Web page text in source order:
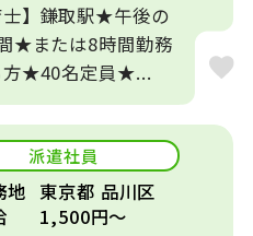
士】鎌取駅★午後の
★または8時間勤務
方★40名定員★...
派遣社員
地 東京都 品川区
1,500円～